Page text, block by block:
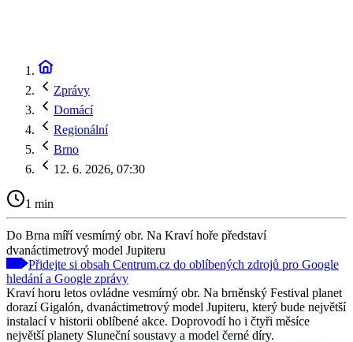
Zprávy
Domácí
Regionální
Brno
12. 6. 2026, 07:30
1 min
Do Brna míří vesmírný obr. Na Kraví hoře představí
dvanáctimetrový model Jupiteru
Přidejte si obsah Centrum.cz do oblíbených zdrojů pro Google
hledání a Google zprávy
Kraví horu letos ovládne vesmírný obr. Na brněnský Festival planet
dorazí Gigalón, dvanáctimetrový model Jupiteru, který bude největší
instalací v historii oblíbené akce. Doprovodí ho i čtyři měsíce
největší planety Sluneční soustavy a model černé díry.